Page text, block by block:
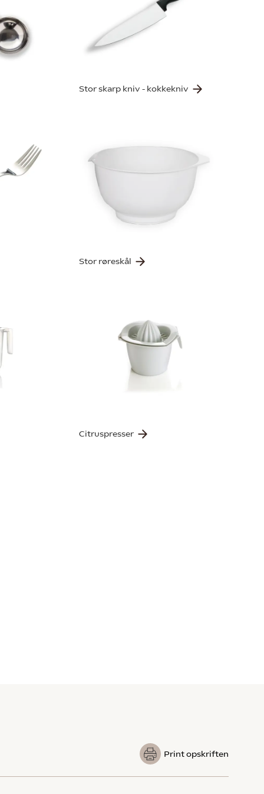
Stor skarp kniv - kokkekniv
Stor røreskål
Citruspresser
Print opskriften